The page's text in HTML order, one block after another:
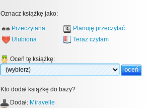
Oznacz książkę jako:
Przeczytana
Planuję przeczytać
Ulubiona
Teraz czytam
Oceń tę książkę:
Kto dodał książkę do bazy?
Dodał: Miravelle